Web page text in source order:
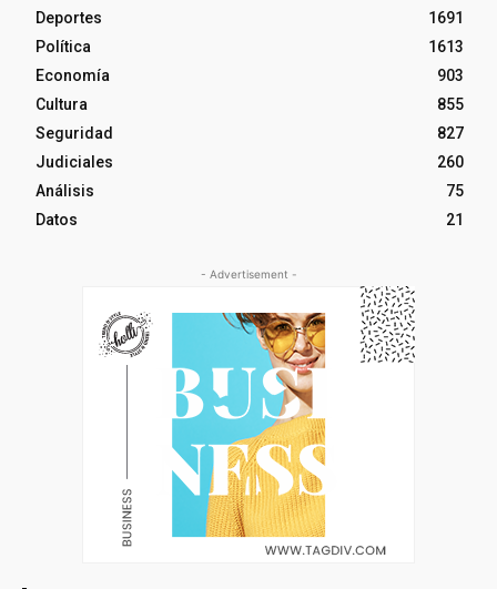
Deportes
1691
Política
1613
Economía
903
Cultura
855
Seguridad
827
Judiciales
260
Análisis
75
Datos
21
- Advertisement -